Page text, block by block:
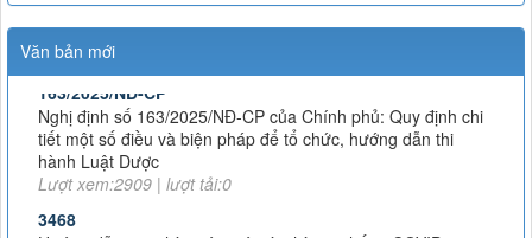
Văn bản mới
163/2025/NĐ-CP
Nghị định số 163/2025/NĐ-CP của Chính phủ: Quy định chi
tiết một số điều và biện pháp để tổ chức, hướng dẫn thi
hành Luật Dược
Lượt xem:2909 | lượt tải:0
3468
Hướng dẫn tạm thời giám sát và phòng, chống COVID-19
Lượt xem:4546 | lượt tải:1009